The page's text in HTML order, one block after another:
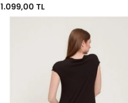
1.099,00 TL